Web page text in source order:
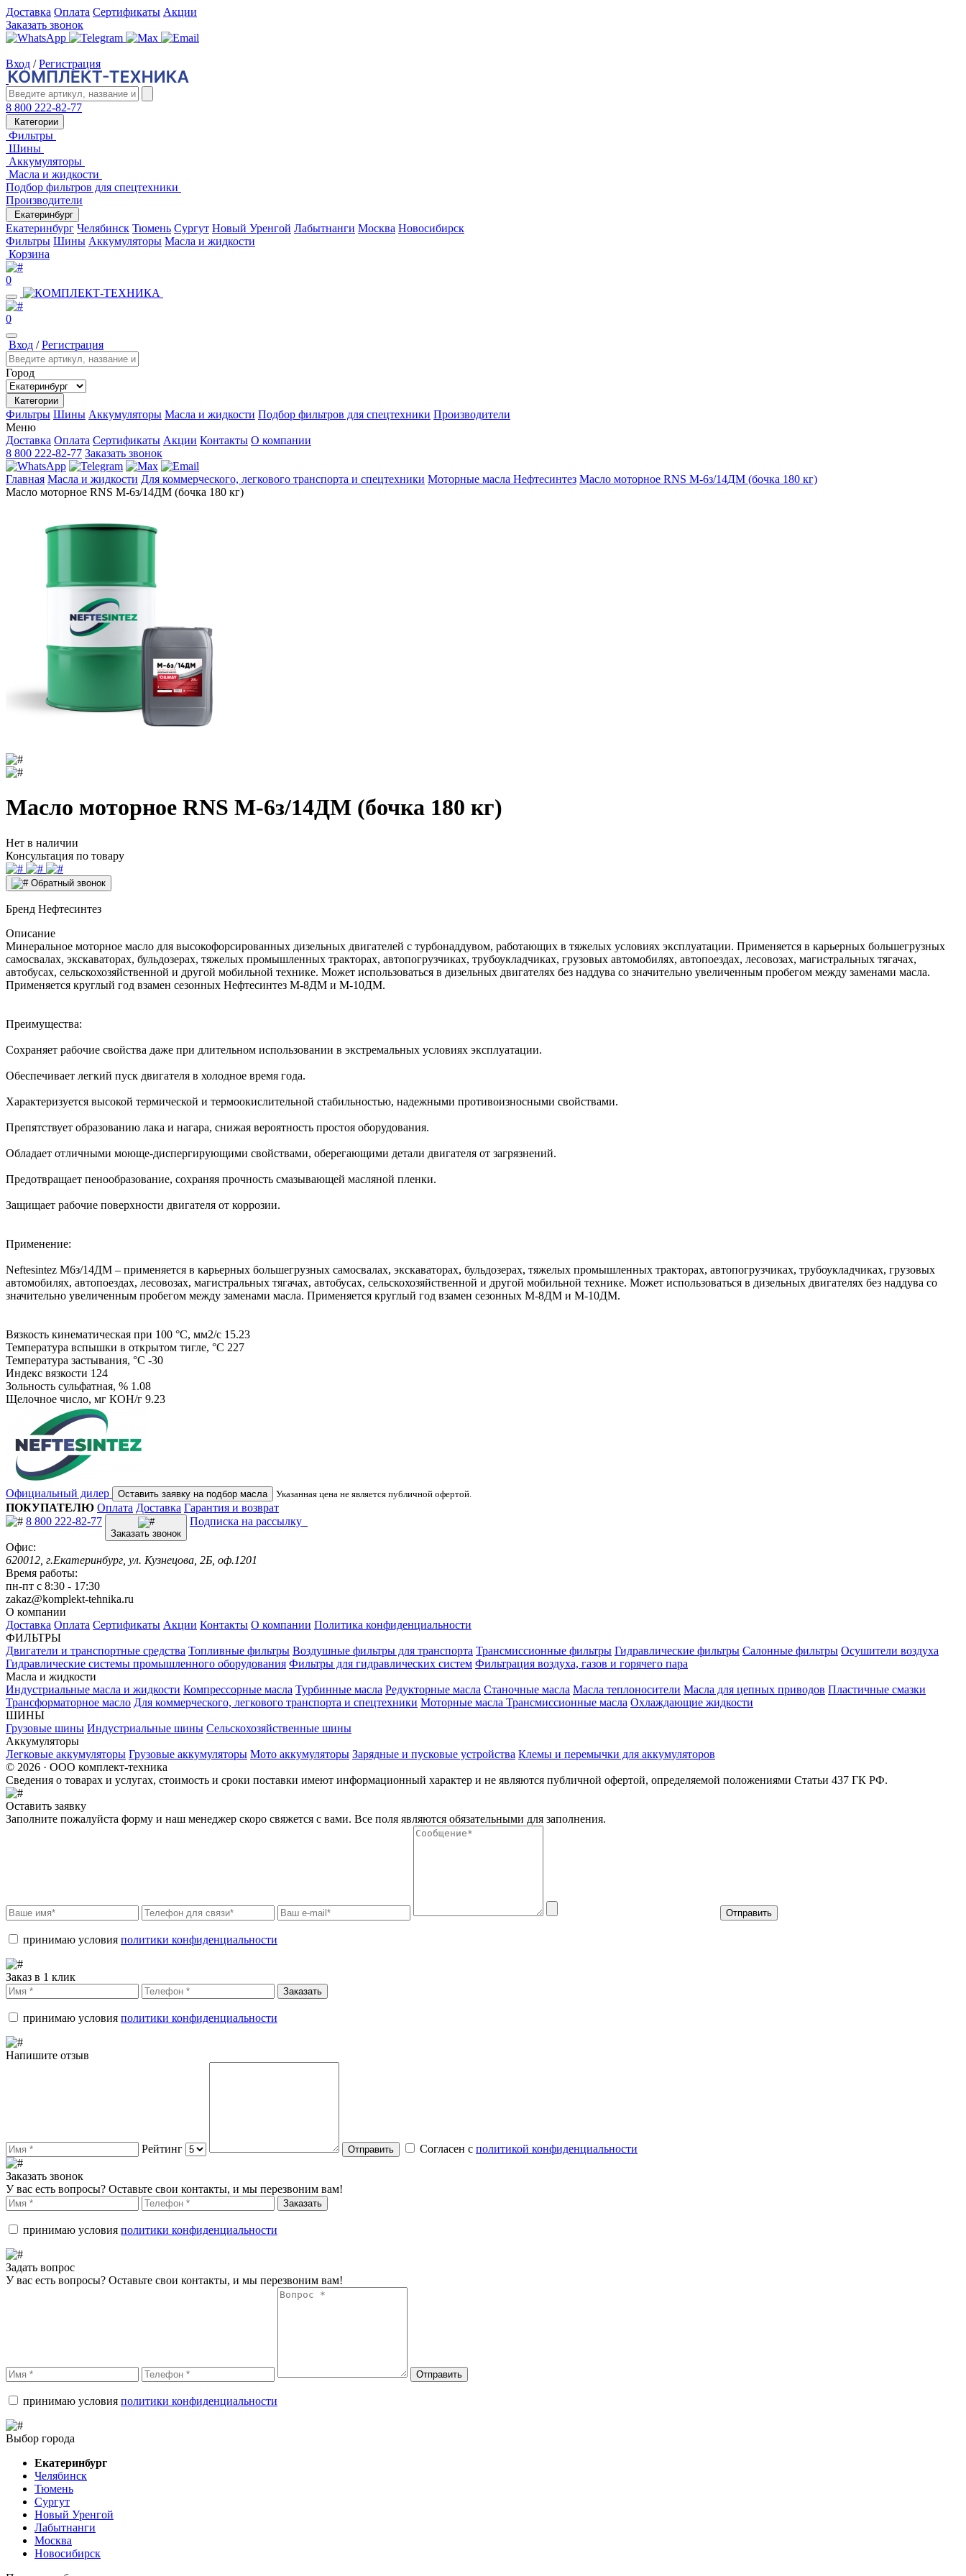
Доставка Оплата Сертификаты Акции
Заказать звонок
Вход / Регистрация
8 800 222-82-77
Категории
Фильтры
Шины
Аккумуляторы
Масла и жидкости
Подбор фильтров для спецтехники
Производители
Екатеринбург
Екатеринбург Челябинск Тюмень Сургут Новый Уренгой Лабытнанги Москва Новосибирск
Фильтры Шины Аккумуляторы Масла и жидкости
Корзина
0
0
Вход /Регистрация
Город
Категории
Фильтры Шины Аккумуляторы Масла и жидкости Подбор фильтров для спецтехники Производители
Меню
Доставка Оплата Сертификаты Акции Контакты О компании
8 800 222-82-77 Заказать звонок
Главная Масла и жидкости Для коммерческого, легкового транспорта и спецтехники Моторные масла Нефтесинтез Масло моторное RNS М-6з/14ДМ (бочка 180 кг)
Масло моторное RNS М-6з/14ДМ (бочка 180 кг)
Масло моторное RNS М-6з/14ДМ (бочка 180 кг)
Нет в наличии
Консультация по товару
Обратный звонок
Бренд Нефтесинтез
Описание
Минеральное моторное масло для высокофорсированных дизельных двигателей с турбонаддувом, работающих в тяжелых условиях эксплуатации. Применяется в карьерных большегрузных
самосвалах, экскаваторах, бульдозерах, тяжелых промышленных тракторах, автопогрузчиках, трубоукладчиках, грузовых автомобилях, автопоездах, лесовозах, магистральных тягачах,
автобусах, сельскохозяйственной и другой мобильной технике. Может использоваться в дизельных двигателях без наддува со значительно увеличенным пробегом между заменами масла.
Применяется круглый год взамен сезонных Нефтесинтез М-8ДМ и М-10ДМ.
Преимущества:
Сохраняет рабочие свойства даже при длительном использовании в экстремальных условиях эксплуатации.
Обеспечивает легкий пуск двигателя в холодное время года.
Характеризуется высокой термической и термоокислительной стабильностью, надежными противоизносными свойствами.
Препятствует образованию лака и нагара, снижая вероятность простоя оборудования.
Обладает отличными моюще-диспергирующими свойствами, оберегающими детали двигателя от загрязнений.
Предотвращает пенообразование, сохраняя прочность смазывающей масляной пленки.
Защищает рабочие поверхности двигателя от коррозии.
Применение:
Neftesintez М6з/14ДМ – применяется в карьерных большегрузных самосвалах, экскаваторах, бульдозерах, тяжелых промышленных тракторах, автопогрузчиках, трубоукладчиках, грузовых
автомобилях, автопоездах, лесовозах, магистральных тягачах, автобусах, сельскохозяйственной и другой мобильной технике. Может использоваться в дизельных двигателях без наддува со
значительно увеличенным пробегом между заменами масла. Применяется круглый год взамен сезонных М-8ДМ и М-10ДМ.
Вязкость кинематическая при 100 °С, мм2/с 15.23
Температура вспышки в открытом тигле, °С 227
Температура застывания, °С -30
Индекс вязкости 124
Зольность сульфатная, % 1.08
Щелочное число, мг КОН/г 9.23
Официальный дилер Оставить заявку на подбор масла Указанная цена не является публичной офертой.
ПОКУПАТЕЛЮ Оплата Доставка Гарантия и возврат
8 800 222-82-77
Заказать звонок
Подписка на рассылку
Офис:
620012, г.Екатеринбург, ул. Кузнецова, 2Б, оф.1201
Время работы:
пн-пт с 8:30 - 17:30
zakaz@komplekt-tehnika.ru
О компании
Доставка Оплата Сертификаты Акции Контакты О компании Политика конфиденциальности
ФИЛЬТРЫ
Двигатели и транспортные средства Топливные фильтры Воздушные фильтры для транспорта Трансмиссионные фильтры Гидравлические фильтры Салонные фильтры Осушители воздуха
Гидравлические системы промышленного оборудования Фильтры для гидравлических систем Фильтрация воздуха, газов и горячего пара
Масла и жидкости
Индустриальные масла и жидкости Компрессорные масла Турбинные масла Редукторные масла Станочные масла Масла теплоносители Масла для цепных приводов Пластичные смазки
Трансформаторное масло Для коммерческого, легкового транспорта и спецтехники Моторные масла Трансмиссионные масла Охлаждающие жидкости
ШИНЫ
Грузовые шины Индустриальные шины Сельскохозяйственные шины
Аккумуляторы
Легковые аккумуляторы Грузовые аккумуляторы Мото аккумуляторы Зарядные и пусковые устройства Клемы и перемычки для аккумуляторов
© 2026 · ООО комплект-техника
Сведения о товарах и услугах, стоимость и сроки поставки имеют информационный характер и не являются публичной офертой, определяемой положениями Статьи 437 ГК РФ.
Оставить заявку
Заполните пожалуйста форму и наш менеджер скоро свяжется с вами. Все поля являются обязательными для заполнения.
Отправить
принимаю условия политики конфиденциальности
Заказ в 1 клик
Заказать
принимаю условия политики конфиденциальности
Напишите отзыв
Рейтинг Отправить Согласен с политикой конфиденциальности
Заказать звонок
У вас есть вопросы? Оставьте свои контакты, и мы перезвоним вам!
Заказать
принимаю условия политики конфиденциальности
Задать вопрос
У вас есть вопросы? Оставьте свои контакты, и мы перезвоним вам!
Отправить
принимаю условия политики конфиденциальности
Выбор города
Екатеринбург
Челябинск
Тюмень
Сургут
Новый Уренгой
Лабытнанги
Москва
Новосибирск